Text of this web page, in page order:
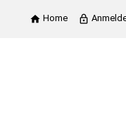
 Home lock_outline